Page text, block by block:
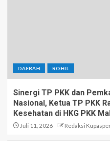
DAERAH ROHIL
Sinergi TP PKK dan
Nasional, Ketua TP PKK
Kesehatan di HKG PKK
Juli 11, 2026 Redaksi